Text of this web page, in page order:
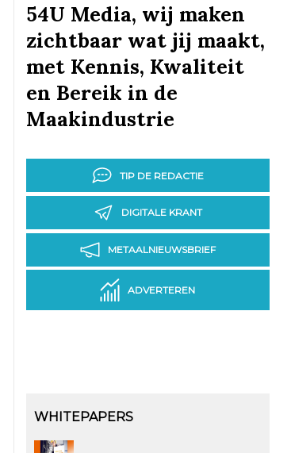
54U Media, wij maken
zichtbaar wat jij maakt,
met Kennis, Kwaliteit
en Bereik in de
Maakindustrie
TIP DE REDACTIE
DIGITALE KRANT
METAALNIEUWSBRIEF
ADVERTEREN
WHITEPAPERS